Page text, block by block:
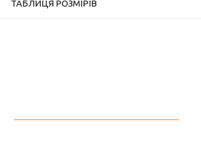
ТАБЛИЦЯ РОЗМІРІВ